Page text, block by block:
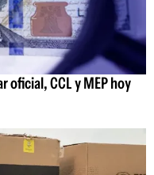
oficial, CCL y MEP hoy